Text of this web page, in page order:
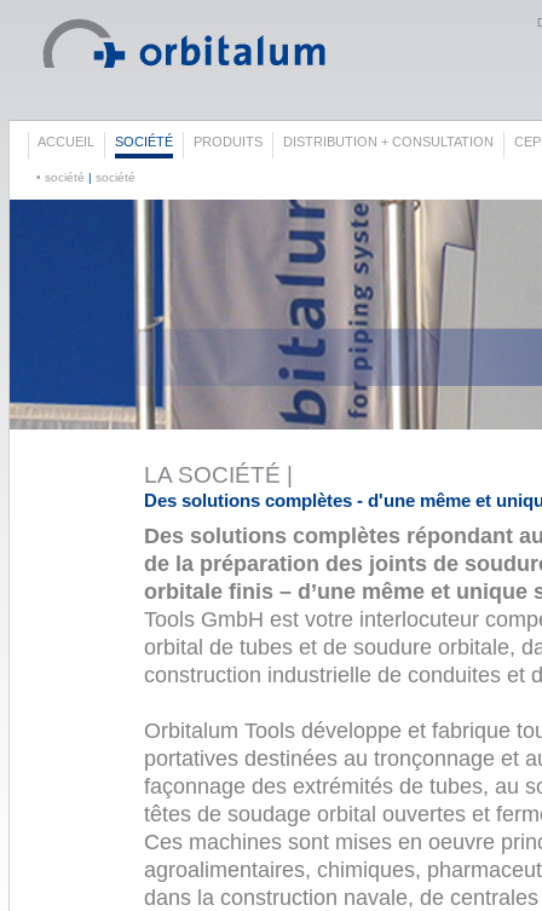
ACCUEIL SOCIÉTÉ PRODUITS DISTRIBUTION + CONSULTATION
• société | société
LA SOCIÉTÉ |
Des solutions complètes - d'une même et
Des solutions complètes répondant
de la préparation des joints de
orbitale finis – d’une même et unique
Tools GmbH est votre interlocuteur
orbital de tubes et de soudure orbitale,
construction industrielle de conduites et
Orbitalum Tools développe et fabrique
portatives destinées au tronçonnage et
façonnage des extrémités de tubes, au
têtes de soudage orbital ouvertes et
Ces machines sont mises en oeuvre
agroalimentaires, chimiques,
dans la construction navale, de